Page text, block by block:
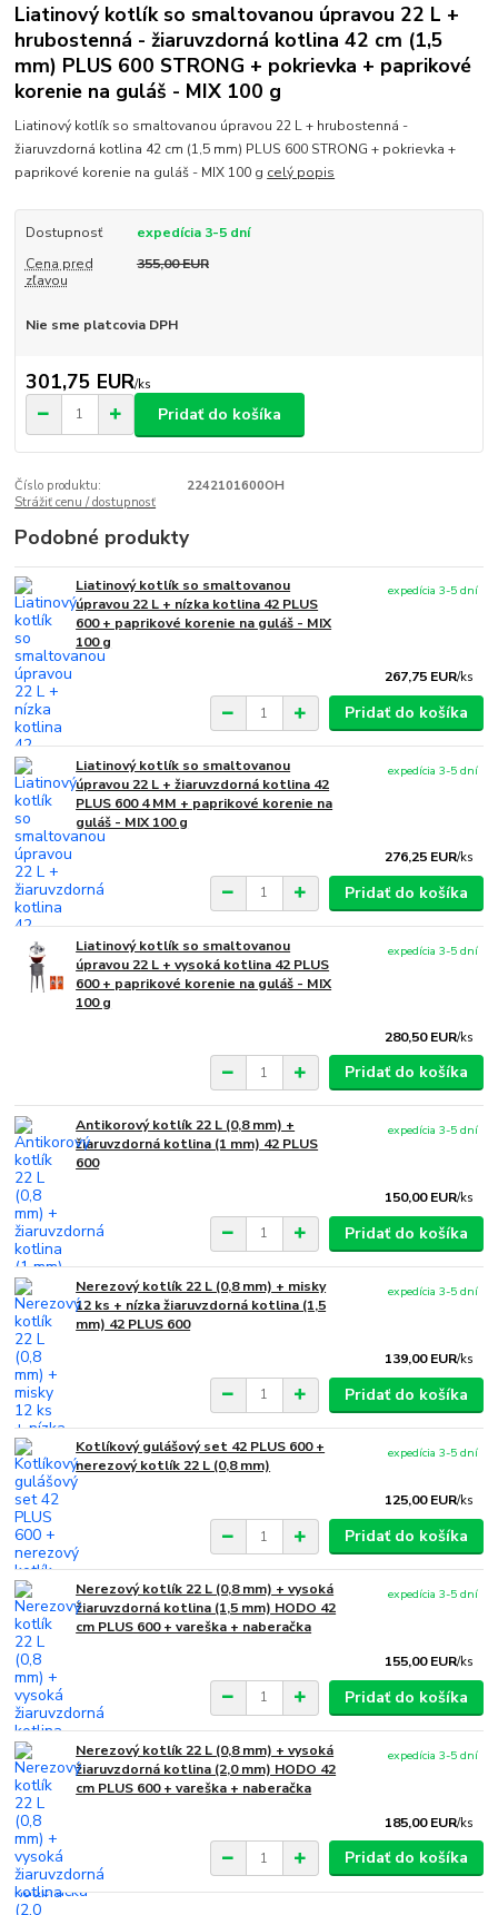
Liatinový kotlík so smaltovanou úpravou 22 L +
hrubostenná - žiaruvzdorná kotlina 42 cm (1,5
mm) PLUS 600 STRONG + pokrievka + paprikové
korenie na guláš - MIX 100 g
Liatinový kotlík so smaltovanou úpravou 22 L + hrubostenná -
žiaruvzdorná kotlina 42 cm (1,5 mm) PLUS 600 STRONG + pokrievka +
paprikové korenie na guláš - MIX 100 g celý popis
Dostupnosť
expedícia 3-5 dní
Cena pred
zľavou
355,00 EUR
Nie sme platcovia DPH
301,75 EUR/ks
Pridať do košíka
Číslo produktu:
2242101600OH
Strážiť cenu / dostupnosť
Podobné produkty
Liatinový kotlík so smaltovanou
úpravou 22 L + nízka kotlina 42 PLUS
600 + paprikové korenie na guláš - MIX
100 g
267,75 EUR/ks
expedícia 3-5 dní
Pridať do košíka
Liatinový kotlík so smaltovanou
úpravou 22 L + žiaruvzdorná kotlina 42
PLUS 600 4 MM + paprikové korenie na
guláš - MIX 100 g
276,25 EUR/ks
expedícia 3-5 dní
Pridať do košíka
Liatinový kotlík so smaltovanou
úpravou 22 L + vysoká kotlina 42 PLUS
600 + paprikové korenie na guláš - MIX
100 g
280,50 EUR/ks
expedícia 3-5 dní
Pridať do košíka
Antikorový kotlík 22 L (0,8 mm) +
žiaruvzdorná kotlina (1 mm) 42 PLUS
600
150,00 EUR/ks
expedícia 3-5 dní
Pridať do košíka
Nerezový kotlík 22 L (0,8 mm) + misky
12 ks + nízka žiaruvzdorná kotlina (1,5
mm) 42 PLUS 600
139,00 EUR/ks
expedícia 3-5 dní
Pridať do košíka
Kotlíkový gulášový set 42 PLUS 600 +
nerezový kotlík 22 L (0,8 mm)
125,00 EUR/ks
expedícia 3-5 dní
Pridať do košíka
Nerezový kotlík 22 L (0,8 mm) + vysoká
žiaruvzdorná kotlina (1,5 mm) HODO 42
cm PLUS 600 + vareška + naberačka
155,00 EUR/ks
expedícia 3-5 dní
Pridať do košíka
Nerezový kotlík 22 L (0,8 mm) + vysoká
žiaruvzdorná kotlina (2,0 mm) HODO 42
cm PLUS 600 + vareška + naberačka
185,00 EUR/ks
expedícia 3-5 dní
Pridať do košíka